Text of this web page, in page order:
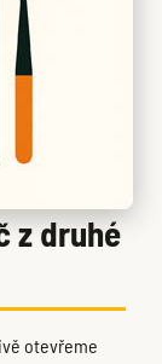
z druhé
otevřeme